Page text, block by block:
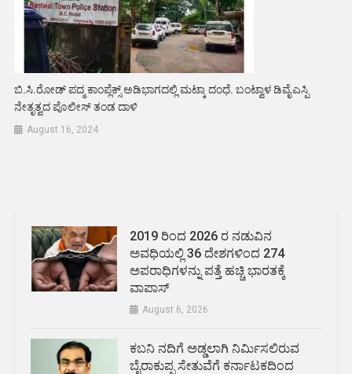
ಬಿ.ಸಿ.ರೋಡ್ ಪದ್ಮ ಕಾಂಪ್ಲೆಕ್ಸ್ ಅಡಿಭಾಗದಲ್ಲಿ ಮಟ್ಕಾ ದಂಧೆ. ಬಂಟ್ವಾಳ ಡಿವೈಎಸ್ಪಿ
ನೇತೃತ್ವದ ಪೊಲೀಸ್ ತಂಡ ದಾಳಿ
August 16, 2024
2019 ರಿಂದ 2026 ರ ನಡುವಿನ
ಅವಧಿಯಲ್ಲಿ 36 ದೇಶಗಳಿಂದ 274
ಅಪರಾಧಿಗಳನ್ನು ಪತ್ತೆ ಹಚ್ಚಿ ಭಾರತಕ್ಕೆ
ವಾಪಾಸ್
August 6, 2026
ಕಬನಿ ನದಿಗೆ ಅಡ್ಡಲಾಗಿ ನಿರ್ಮಿಸಲಿರುವ
ಬೈರಾಕುಪ್ಪ ಸೇತುವೆಗೆ ಕರ್ನಾಟಕದಿಂದ